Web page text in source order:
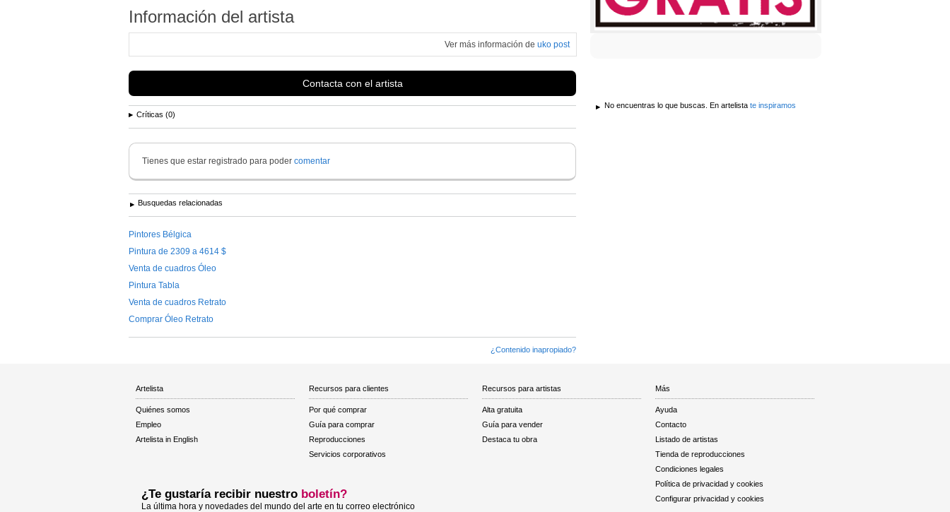
Información del artista
Ver más información de uko post
Contacta con el artista
Críticas (0)
Tienes que estar registrado para poder comentar
Busquedas relacionadas
Pintores Bélgica
Pintura de 2309 a 4614 $
Venta de cuadros Óleo
Pintura Tabla
Venta de cuadros Retrato
Comprar Óleo Retrato
¿Contenido inapropiado?
No encuentras lo que buscas. En artelista te inspiramos
Artelista
Quiénes somos
Empleo
Artelista in English
Recursos para clientes
Por qué comprar
Guía para comprar
Reproducciones
Servicios corporativos
Recursos para artistas
Alta gratuita
Guía para vender
Destaca tu obra
Más
Ayuda
Contacto
Listado de artistas
Tienda de reproducciones
Condiciones legales
Política de privacidad y cookies
Configurar privacidad y cookies
¿Te gustaría recibir nuestro boletín?
La última hora y novedades del mundo del arte en tu correo electrónico